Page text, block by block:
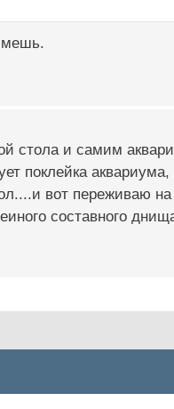
стола и самим
поклейка аквариума,
вот переживаю на
составного